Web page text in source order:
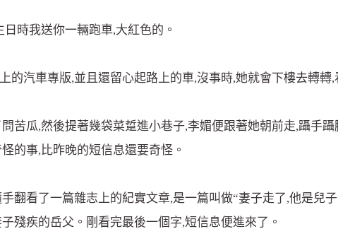
時我送你一輛跑車,大紅色的。
的汽車專版,並且還留心起路上的車,沒事時,她就會下樓去轉轉,
苦瓜,然後提著幾袋菜踅進小巷子,李媚便跟著她朝前走,躡手
的事,比昨晚的短信息還要奇怪。
手翻看了一篇雜志上的紀實文章,是一篇叫做“妻子走了,他是兒
殘疾的岳父。剛看完最後一個字,短信息便進來了。